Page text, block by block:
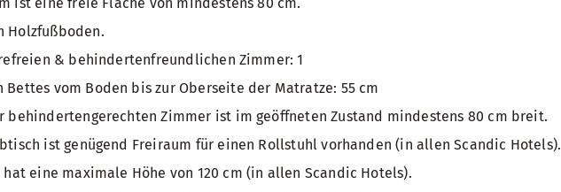
Holzfußboden.
& behindertenfreundlichen Zimmer: 1
Bettes vom Boden bis zur Oberseite der Matratze: 55 cm
behindertengerechten Zimmer ist im geöffneten Zustand mindestens 80 cm breit.
ist genügend Freiraum für einen Rollstuhl vorhanden (in allen Scandic Hotels).
eine maximale Höhe von 120 cm (in allen Scandic Hotels).